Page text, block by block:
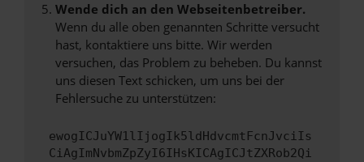
Wende dich an den Webseitenbetreiber.
Wenn du alle oben genannten Schritte versucht
hast, kontaktiere uns bitte. Wir werden
versuchen, das Problem zu beheben. Du kannst
uns diesen Text schicken, um uns bei der
Fehlersuche zu unterstützen:
ewogICJuYW1lIjogIk5ldHdvcmtFcnJvciIs
CiAgImNvbmZpZyI6IHsKICAgICJtZXRob2Qi